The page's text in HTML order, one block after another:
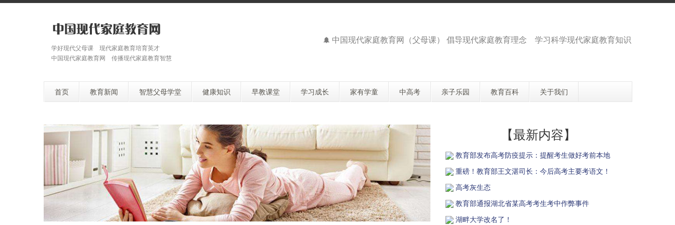
学好现代父母课 现代家庭教育培育英才
中国现代家庭教育网 传播现代家庭教育智慧
中国现代家庭教育网（父母课） 倡导现代家庭教育理念 学习科学现代家庭教育知识
首页 教育新闻 智慧父母学堂 健康知识 早教课堂 学习成长 家有学童 中高考 亲子乐园 教育百科 关于我们
【最新内容】
教育部发布高考防疫提示：提醒考生做好考前本地
重磅！教育部王文湛司长：今后高考主要考语文！
高考灰生态
教育部通报湖北省某高考考生考中作弊事件
湖畔大学改名了！